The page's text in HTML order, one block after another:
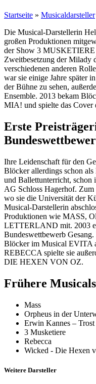
Startseite » Musicaldarsteller
Die Musical-Darstellerin
großen Produktionen
der Show 3 MUSKETIERE
Zweitbesetzung der Milady
verschiedenen anderen
war sie einige Jahre später
der Bühne zu sehen,
Ensemble. 2013 bekam
MIA! und spielte das Cover
Erste
Ihre Leidenschaft für den
Blöcker allerdings schon
und Ballettunterricht, schon
AG Schloss Hagerhof.
wo sie die Universität der
Musical-Darstellerin
Produktionen wie MASS,
LETTERLAND mit. 2003
Bundeswettbewerb
Blöcker im Musical EVITA
REBECCA spielte sie
DIE HEXEN VON OZ.
Frühere Musicals
Mass
Orpheus in der
Erwin Kannes –
3 Musketiere
Rebecca
Wicked - Die Hexen
Weitere Darsteller